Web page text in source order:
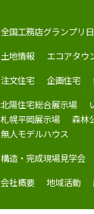
全国工務店グランプリ
土地情報
エコアタウ
注文住宅 企画住宅
北陽住宅総合展示場
札幌平岡展示場
森林
無人モデルハウス
構造・完成現場見学会
会社概要 地域活動